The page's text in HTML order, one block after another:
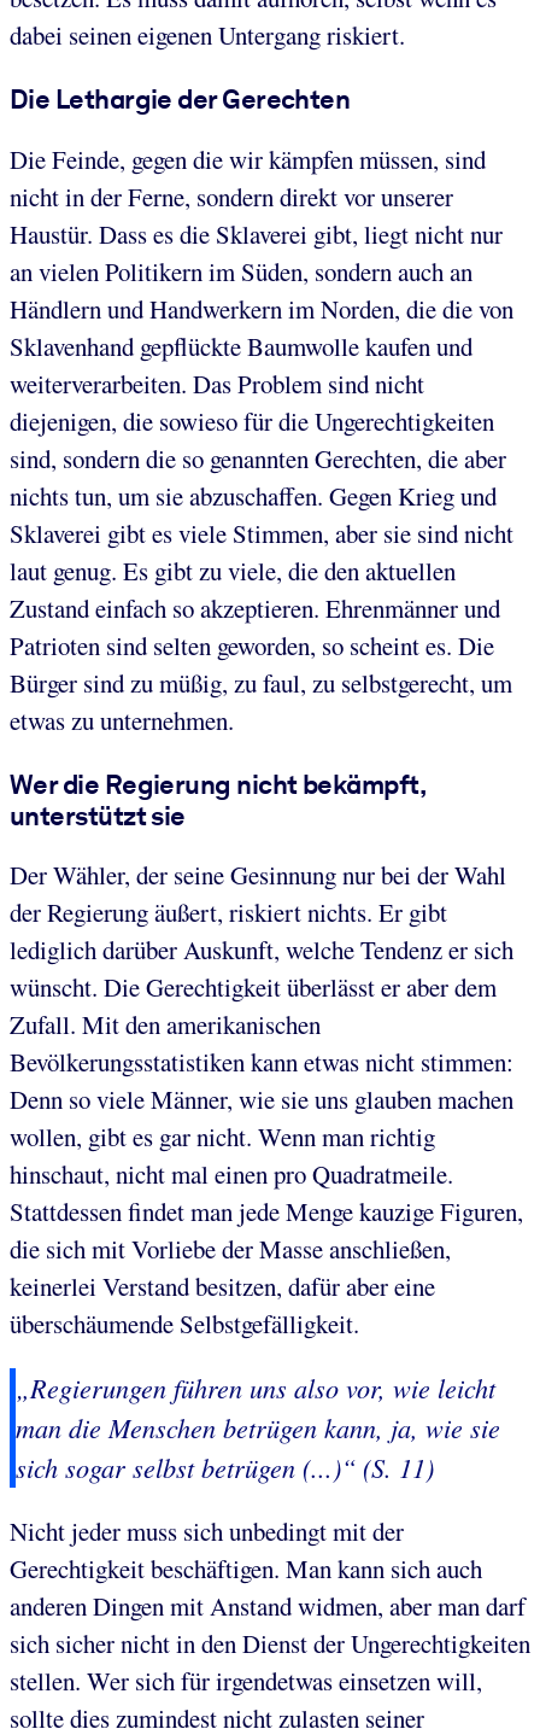
dabei seinen eigenen Untergang riskiert.
Die Lethargie der Gerechten
Die Feinde, gegen die wir kämpfen müssen, sind
nicht in der Ferne, sondern direkt vor unserer
Haustür. Dass es die Sklaverei gibt, liegt nicht nur
an vielen Politikern im Süden, sondern auch an
Händlern und Handwerkern im Norden, die die von
Sklavenhand gepflückte Baumwolle kaufen und
weiterverarbeiten. Das Problem sind nicht
diejenigen, die sowieso für die Ungerechtigkeiten
sind, sondern die so genannten Gerechten, die aber
nichts tun, um sie abzuschaffen. Gegen Krieg und
Sklaverei gibt es viele Stimmen, aber sie sind nicht
laut genug. Es gibt zu viele, die den aktuellen
Zustand einfach so akzeptieren. Ehrenmänner und
Patrioten sind selten geworden, so scheint es. Die
Bürger sind zu müßig, zu faul, zu selbstgerecht, um
etwas zu unternehmen.
Wer die Regierung nicht bekämpft,
unterstützt sie
Der Wähler, der seine Gesinnung nur bei der Wahl
der Regierung äußert, riskiert nichts. Er gibt
lediglich darüber Auskunft, welche Tendenz er sich
wünscht. Die Gerechtigkeit überlässt er aber dem
Zufall. Mit den amerikanischen
Bevölkerungsstatistiken kann etwas nicht stimmen:
Denn so viele Männer, wie sie uns glauben machen
wollen, gibt es gar nicht. Wenn man richtig
hinschaut, nicht mal einen pro Quadratmeile.
Stattdessen findet man jede Menge kauzige Figuren,
die sich mit Vorliebe der Masse anschließen,
keinerlei Verstand besitzen, dafür aber eine
überschäumende Selbstgefälligkeit.
„Regierungen führen uns also vor, wie leicht
man die Menschen betrügen kann, ja, wie sie
sich sogar selbst betrügen (...)“ (S. 11)
Nicht jeder muss sich unbedingt mit der
Gerechtigkeit beschäftigen. Man kann sich auch
anderen Dingen mit Anstand widmen, aber man darf
sich sicher nicht in den Dienst der Ungerechtigkeiten
stellen. Wer sich für irgendetwas einsetzen will,
sollte dies zumindest nicht zulasten seiner